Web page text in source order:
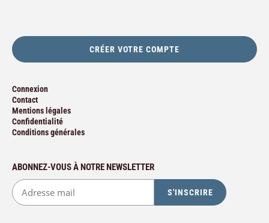
CRÉER VOTRE COMPTE
Connexion
Contact
Mentions légales
Confidentialité
Conditions générales
ABONNEZ-VOUS À NOTRE NEWSLETTER